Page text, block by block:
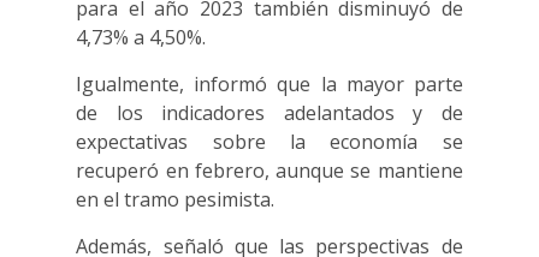
para el año 2023 también disminuyó de
4,73% a 4,50%.
Igualmente, informó que la mayor parte
de los indicadores adelantados y de
expectativas sobre la economía se
recuperó en febrero, aunque se mantiene
en el tramo pesimista.
Además, señaló que las perspectivas de